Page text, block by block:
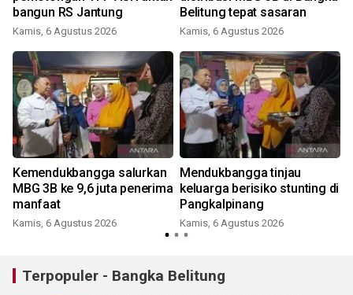
bangun RS Jantung
Kamis, 6 Agustus 2026
Belitung tepat sasaran
Kamis, 6 Agustus 2026
Kemendukbangga salurkan
MBG 3B ke 9,6 juta penerima
manfaat
Kamis, 6 Agustus 2026
Mendukbangga tinjau
keluarga berisiko stunting di
Pangkalpinang
Kamis, 6 Agustus 2026
Terpopuler - Bangka Belitung